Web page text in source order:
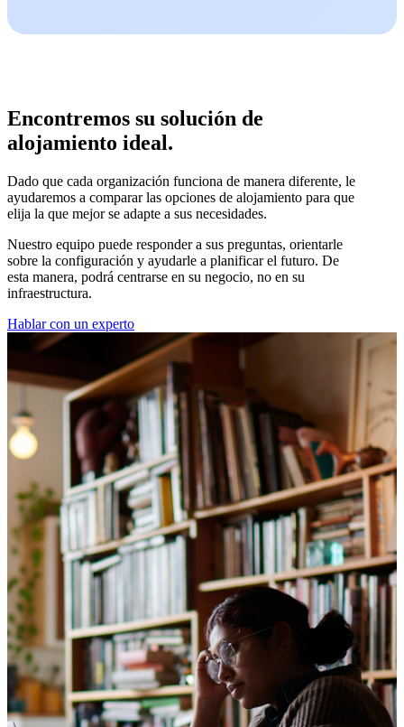
Encontremos su solución de
alojamiento ideal.
Dado que cada organización funciona de manera diferente, le
ayudaremos a comparar las opciones de alojamiento para que
elija la que mejor se adapte a sus necesidades.
Nuestro equipo puede responder a sus preguntas, orientarle
sobre la configuración y ayudarle a planificar el futuro. De
esta manera, podrá centrarse en su negocio, no en su
infraestructura.
Hablar con un experto